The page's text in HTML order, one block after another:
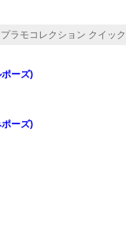
ラモコレクション クイック
ーズ)
ーズ)